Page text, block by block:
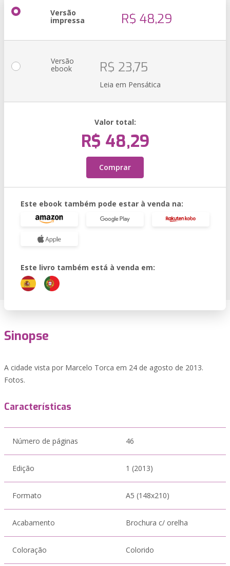
Versão
impressa R$ 48,29
Versão
ebook R$ 23,75
Leia em Pensática
Valor total:
R$ 48,29
Comprar
Este ebook também pode estar à venda na:
Este livro também está à venda em:
Sinopse
A cidade vista por Marcelo Torca em 24 de agosto de 2013.
Fotos.
Características
Número de páginas 46
Edição 1 (2013)
Formato A5 (148x210)
Acabamento Brochura c/ orelha
Coloração Colorido